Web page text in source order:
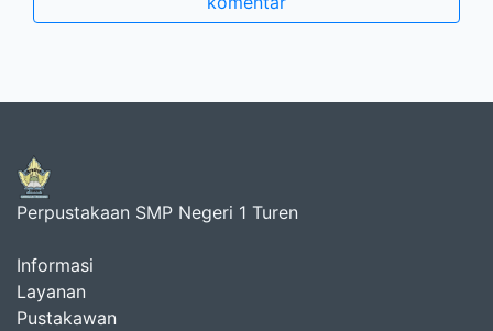
Perpustakaan SMP Negeri 1 Turen
Informasi
Layanan
Pustakawan